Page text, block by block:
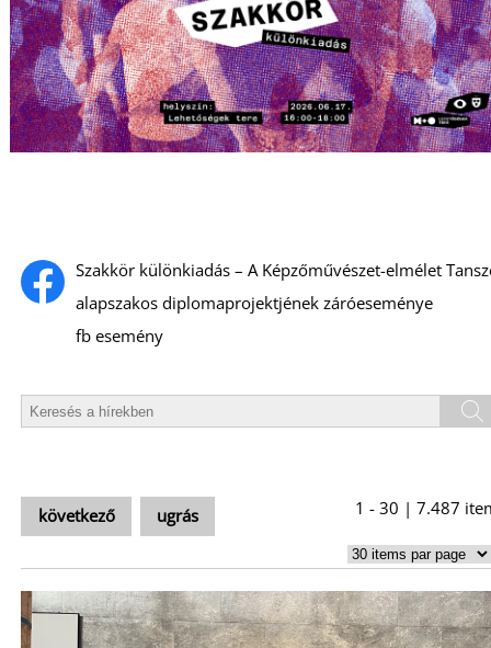
Szakkör különkiadás – A Képzőművészet-elmélet
alapszakos diplomaprojektjének záróeseménye
fb esemény
következő ugrás 1 - 30 | 7.487